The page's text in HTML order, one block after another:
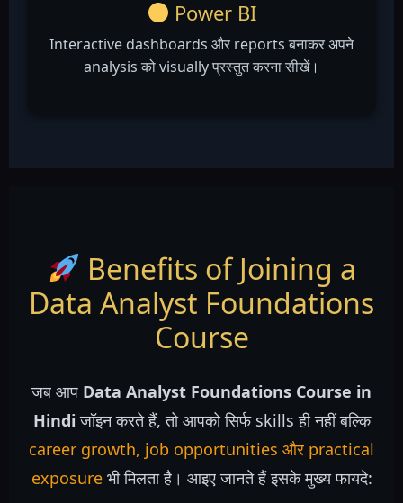
Power BI
Interactive dashboards और reports बनाकर अपने
analysis को visually प्रस्तुत करना सीखें।
Benefits of Joining a
Data Analyst Foundations
Course
जब आप Data Analyst Foundations Course in
Hindi जॉइन करते हैं, तो आपको सिर्फ skills ही नहीं बल्कि
career growth, job opportunities और practical
exposureभी मिलता है। आइए जानते हैं इसके मुख्य फायदे: